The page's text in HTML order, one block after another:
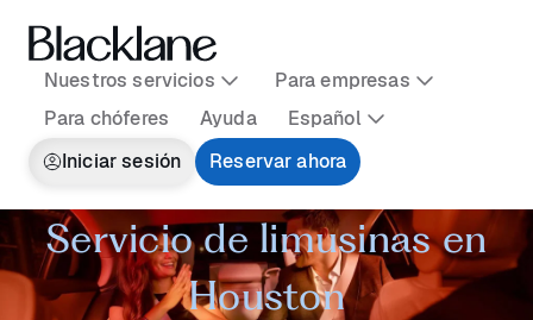
Nuestros servicios
Para empresas
Para chóferes
Ayuda
Español
Iniciar sesión
Reservar ahora
Servicio de limusinas en
Houston